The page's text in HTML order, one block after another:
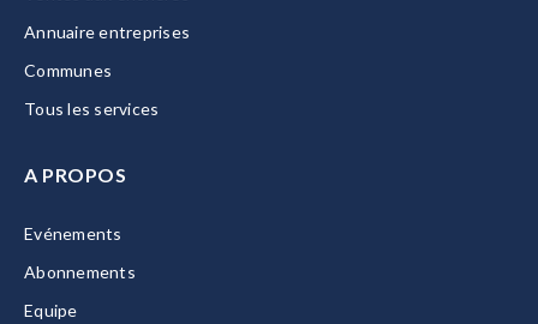
Annuaire entreprises
Communes
Tous les services
A PROPOS
Evénements
Abonnements
Equipe